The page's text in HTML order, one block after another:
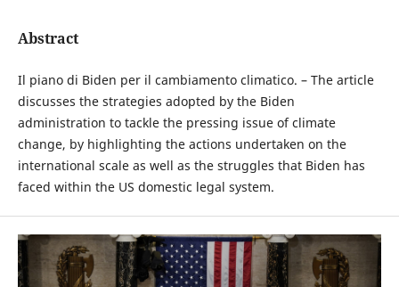
Abstract
Il piano di Biden per il cambiamento climatico. – The article
discusses the strategies adopted by the Biden
administration to tackle the pressing issue of climate
change, by highlighting the actions undertaken on the
international scale as well as the struggles that Biden has
faced within the US domestic legal system.